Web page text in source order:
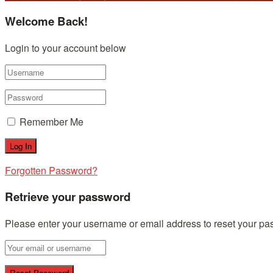
Welcome Back!
Login to your account below
Remember Me
Forgotten Password?
Retrieve your password
Please enter your username or email address to reset your